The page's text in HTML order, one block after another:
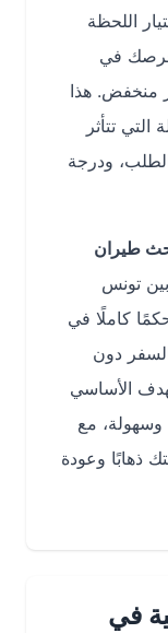
في
هذا
ودرجة
في
دون
مع
وعودة